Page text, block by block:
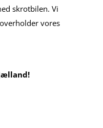
skrotbilen. Vi
vores